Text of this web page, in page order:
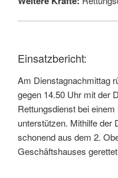
Einsatzbericht:
Am Dienstagnachmittag
gegen 14.50 Uhr mit der
Rettungsdienst bei
unterstützen. Mithilfe der
schonend aus dem 2.
Geschäftshauses